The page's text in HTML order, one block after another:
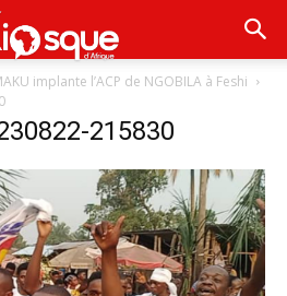
implante l’ACP de NGOBILA à Feshi
215830